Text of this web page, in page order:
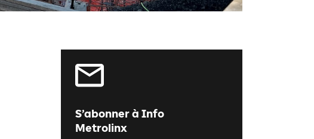
S’abonner à Info
Metrolinx